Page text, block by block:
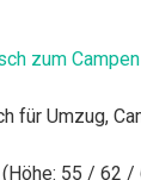
zum
55 / 62 /